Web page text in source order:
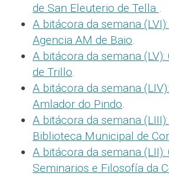
de San Eleuterio de Tella .
A bitácora da semana
Agencia AM de Baio.
A bitácora da semana (LV):
de Trillo.
A bitácora da semana
Amlador do Pindo.
A bitácora da semana
Biblioteca Municipal de
A bitácora da semana (LII):
Seminarios e Filosofía da